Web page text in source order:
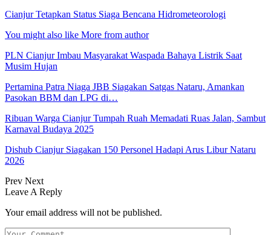
Cianjur Tetapkan Status Siaga Bencana Hidrometeorologi
You might also like More from author
PLN Cianjur Imbau Masyarakat Waspada Bahaya Listrik Saat
Musim Hujan
Pertamina Patra Niaga JBB Siagakan Satgas Nataru, Amankan
Pasokan BBM dan LPG di…
Ribuan Warga Cianjur Tumpah Ruah Memadati Ruas Jalan, Sambut
Karnaval Budaya 2025
Dishub Cianjur Siagakan 150 Personel Hadapi Arus Libur Nataru
2026
Prev Next
Leave A Reply
Your email address will not be published.